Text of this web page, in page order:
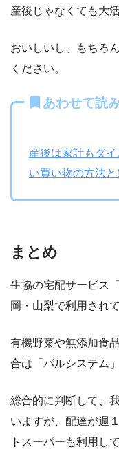
産後じゃなくても大
おいしいし、もちろ
ください。
あわせて読
産後は家計もダ
い買い物の方法と
まとめ
生協の宅配サービス
岡・山梨で利用され
有機野菜や無添加食
合は「パルシステム
総合的に判断して、
いますが、配達が週
トスーパーも利用し